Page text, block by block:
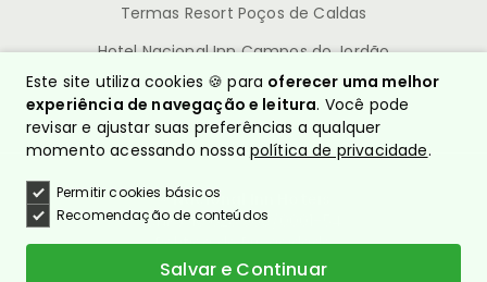
Termas Resort Poços de Caldas
Hotel Nacional Inn Campos do Jordão
© Nacional Inn Hotéis
CNPJ: 10.628.960/0001-54
Política de Privacidade
Quem somos?
Este site utiliza cookies 🍪 para oferecer uma melhor
experiência de navegação e leitura. Você pode
revisar e ajustar suas preferências a qualquer
momento acessando nossa política de privacidade.
Permitir cookies básicos
Recomendação de conteúdos
Salvar e Continuar